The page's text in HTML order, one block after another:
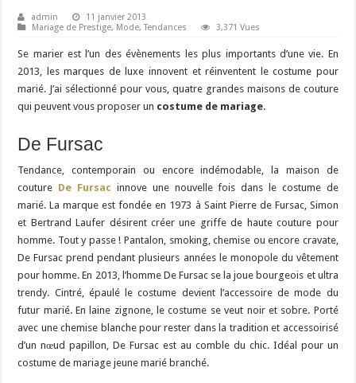
admin
11 janvier 2013
Mariage de Prestige, Mode,Tendances 3,371 Vues
Se marier est l’un des évènements les plus importants d’une vie. En
2013, les marques de luxe innovent et réinventent le costume pour
marié. J’ai sélectionné pour vous, quatre grandes maisons de couture
qui peuvent vous proposer un costume de mariage.
De Fursac
Tendance, contemporain ou encore indémodable, la maison de
couture De Fursac innove une nouvelle fois dans le costume de
marié. La marque est fondée en 1973 à Saint Pierre de Fursac, Simon
et Bertrand Laufer désirent créer une griffe de haute couture pour
homme. Tout y passe ! Pantalon, smoking, chemise ou encore cravate,
De Fursac prend pendant plusieurs années le monopole du vêtement
pour homme. En 2013, l’homme De Fursac se la joue bourgeois et ultra
trendy. Cintré, épaulé le costume devient l’accessoire de mode du
futur marié. En laine zignone, le costume se veut noir et sobre. Porté
avec une chemise blanche pour rester dans la tradition et accessoirisé
d’un nœud papillon, De Fursac est au comble du chic. Idéal pour un
costume de mariage jeune marié branché.